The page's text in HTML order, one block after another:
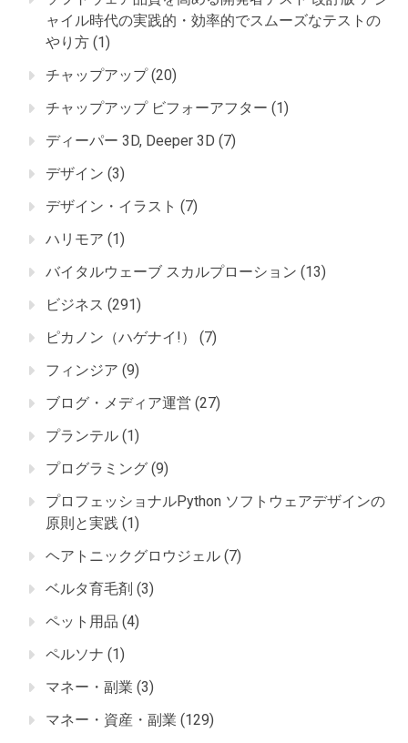
ャイル時代の実践的・効率的でスムーズなテストの
やり方 (1)
チャップアップ(20)
チャップアップ ビフォーアフター (1)
ディーパー 3D, Deeper 3D (7)
デザイン (3)
デザイン・イラスト (7)
ハリモア (1)
バイタルウェーブ スカルプローション (13)
ビジネス (291)
ピカノン（ハゲナイ!）
(7)
フィンジア (9)
ブログ・メディア運営 (27)
プランテル (1)
プログラミング (9)
プロフェッショナルPython ソフトウェアデザインの
原則と実践 (1)
ヘアトニックグロウジェル (7)
ベルタ育毛剤 (3)
ペット用品 (4)
ペルソナ (1)
マネー・副業 (3)
マネー・資産・副業 (129)